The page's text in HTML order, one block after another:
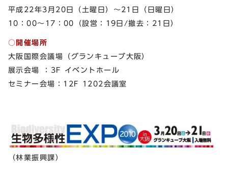
平成22年3月20日（土曜日）～21日（日曜日）
10：00～17：00（設営：19日/撤去：21日）
○開催場所
大阪国際会議場（グランキューブ大阪）
展示会場 ：3F イベントホール
セミナー会場：12F 1202会議室
（林業振興課）